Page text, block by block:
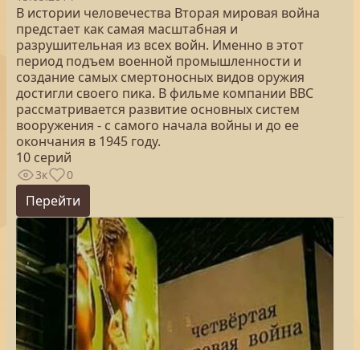
В истории человечества Вторая мировая война
предстает как самая масштабная и
разрушительная из всех войн. Именно в этот
период подъем военной промышленности и
создание самых смертоносных видов оружия
достигли своего пика. В фильме компании ВВС
рассматривается развитие основных систем
вооружения - с самого начала войны и до ее
окончания в 1945 году.
10 серий
3к 0
Перейти